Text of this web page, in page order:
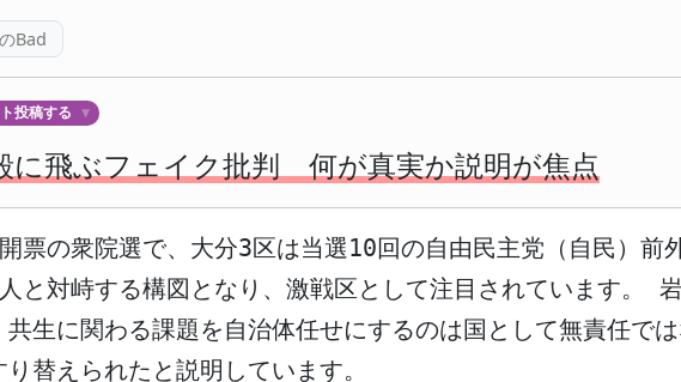
Bad
投稿する ▼
に飛ぶフェイク批判 何が真実か説明が焦点
票の衆院選で、大分3区は当選10回の自由民主党（自民）前
と対峙する構図となり、激戦区として注目されています。
生に関わる課題を自治体任せにするのは国として無責任で
替えられたと説明しています。